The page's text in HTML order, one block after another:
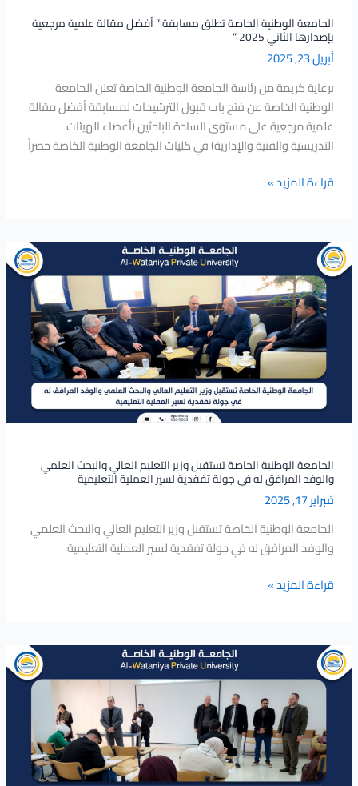
الجامعة الوطنية الخاصة تطلق مسابقة ” أفضل مقالة علمية مرجعية
بإصدارها الثاني 2025 “
أبريل 23, 2025
برعاية كريمة من رئاسة الجامعة الوطنية الخاصة تعلن الجامعة
الوطنية الخاصة عن فتح باب قبول الترشيحات لمسابقة أفضل مقالة
علمية مرجعية على مستوى السادة الباحثين (أعضاء الهيئات
التدريسية والفنية والإدارية) في كليات الجامعة الوطنية الخاصة حصراً
2025
“
قراءة المزيد »
الجامعة الوطنية الخاصة تستقبل وزير التعليم العالي والبحث العلمي
والوفد المرافق له في جولة تفقدية لسير العملية التعليمية
فبراير 17, 2025
الجامعة الوطنية الخاصة تستقبل وزير التعليم العالي والبحث العلمي
والوفد المرافق له في جولة تفقدية لسير العملية التعليمية
الجامعة
الوطنية
الخاصة
تستقبل
وزير
التعليم
العالي
والبحث
العلمي
والوفد
له
في
جولة
تفقدية
لسير
العملية
التعليمية
قراءة المزيد »
جولة
استطلاعية
حول
العملية
الامتحانية
في